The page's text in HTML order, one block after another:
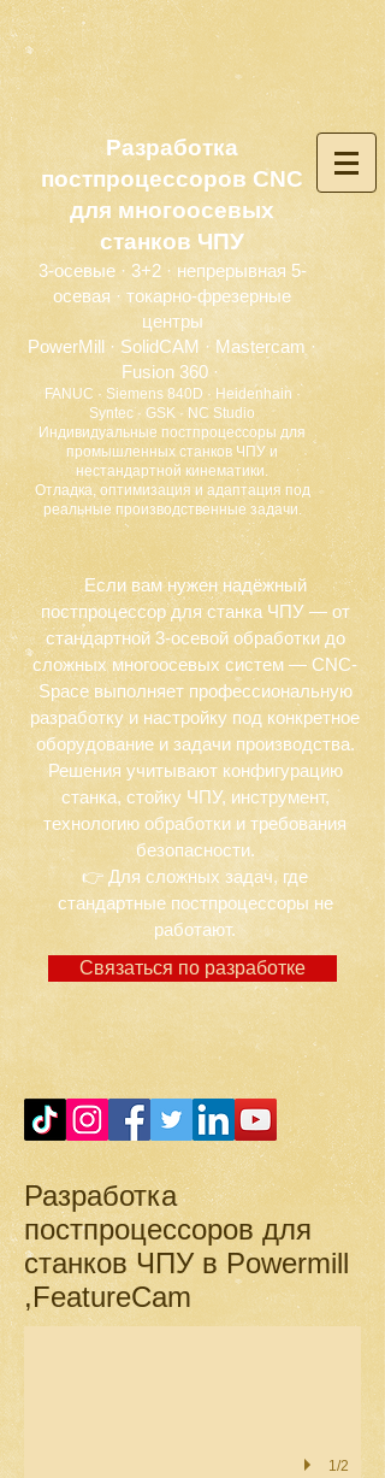
Разработка
постпроцессоров CNC
для многоосевых
станков ЧПУ
3-осевые · 3+2 · непрерывная 5-
осевая · токарно-фрезерные
центры
PowerMill · SolidCAM · Mastercam ·
Fusion 360 ·
FANUC · Siemens 840D · Heidenhain ·
Syntec · GSK · NC Studio
Индивидуальные постпроцессоры для
промышленных станков ЧПУ и
нестандартной кинематики.
Отладка, оптимизация и адаптация под
реальные производственные задачи.
Если вам нужен надёжный
постпроцессор для станка ЧПУ — от
стандартной 3-осевой обработки до
сложных многоосевых систем — CNC-
Space выполняет профессиональную
разработку и настройку под конкретное
оборудование и задачи производства.
Решения учитывают конфигурацию
станка, стойку ЧПУ, инструмент,
технологию обработки и требования
безопасности.
👉 Для сложных задач, где
стандартные постпроцессоры не
работают.
Связаться по разработке
Разработка
постпроцессоров для
станков ЧПУ в Powermill
,FeatureCam
1/2